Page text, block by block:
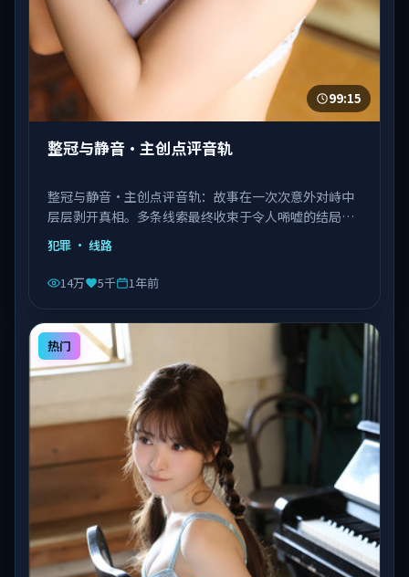
99:15
整冠与静音·主创点评音轨
整冠与静音·主创点评音轨：故事在一次次意外对峙中
层层剥开真相。多条线索最终收束于令人唏嘘的结局。
由陈凯歌执导，乔杉、沈腾、易烊千玺等主演，泰国出
品，类型为犯罪。
犯罪 · 线路
14万 5千 1年前
热门